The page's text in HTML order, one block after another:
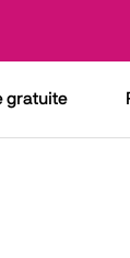
gratuite